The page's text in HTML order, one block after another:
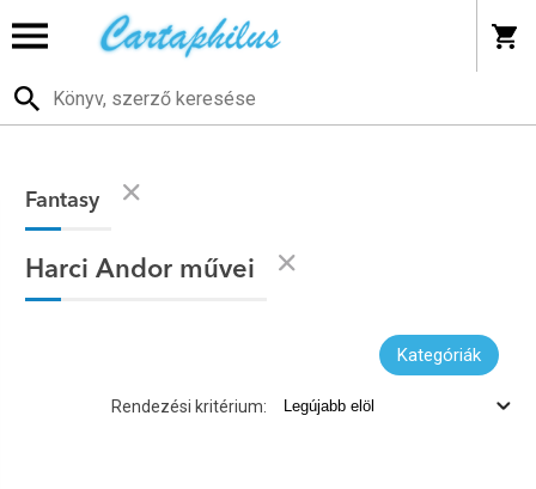
Fantasy
Harci Andor művei
Kategóriák
Rendezési kritérium: